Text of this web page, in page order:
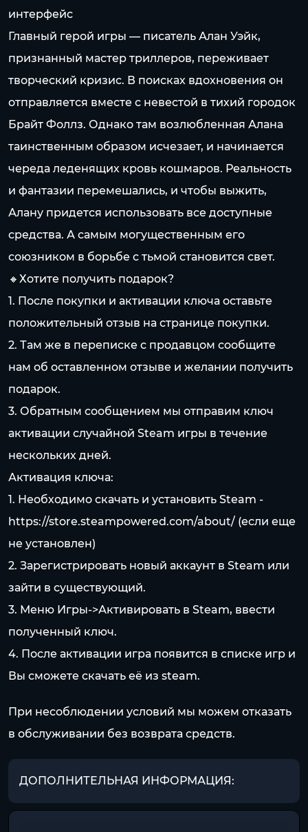
интерфейс
Главный герой игры — писатель Алан Уэйк,
признанный мастер триллеров, переживает
творческий кризис. В поисках вдохновения он
отправляется вместе с невестой в тихий городок
Брайт Фоллз. Однако там возлюбленная Алана
таинственным образом исчезает, и начинается
череда леденящих кровь кошмаров. Реальность
и фантазии перемешались, и чтобы выжить,
Алану придется использовать все доступные
средства. А самым могущественным его
союзником в борьбе с тьмой становится свет.
🔸Хотите получить подарок?
1. После покупки и активации ключа оставьте
положительный отзыв на странице покупки.
2. Там же в переписке с продавцом сообщите
нам об оставленном отзыве и желании получить
подарок.
3. Обратным сообщением мы отправим ключ
активации случайной Steam игры в течение
нескольких дней.
Активация ключа:
1. Необходимо скачать и установить Steam -
https://store.steampowered.com/about/ (если еще
не установлен)
2. Зарегистрировать новый аккаунт в Steam или
зайти в существующий.
3. Меню Игры->Активировать в Steam, ввести
полученный ключ.
4. После активации игра появится в списке игр и
Вы сможете скачать её из steam.
При несоблюдении условий мы можем отказать
в обслуживании без возврата средств.
ДОПОЛНИТЕЛЬНАЯ ИНФОРМАЦИЯ: